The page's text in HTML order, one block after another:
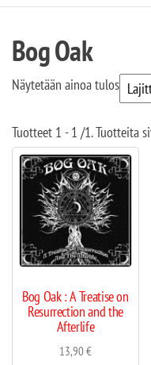
Bog Oak
Näytetään ainoa tulos
Tuotteet 1 - 1 /1. Tuotteita
Bog Oak : A Treatise on
Resurrection and the
Afterlife
13,90€